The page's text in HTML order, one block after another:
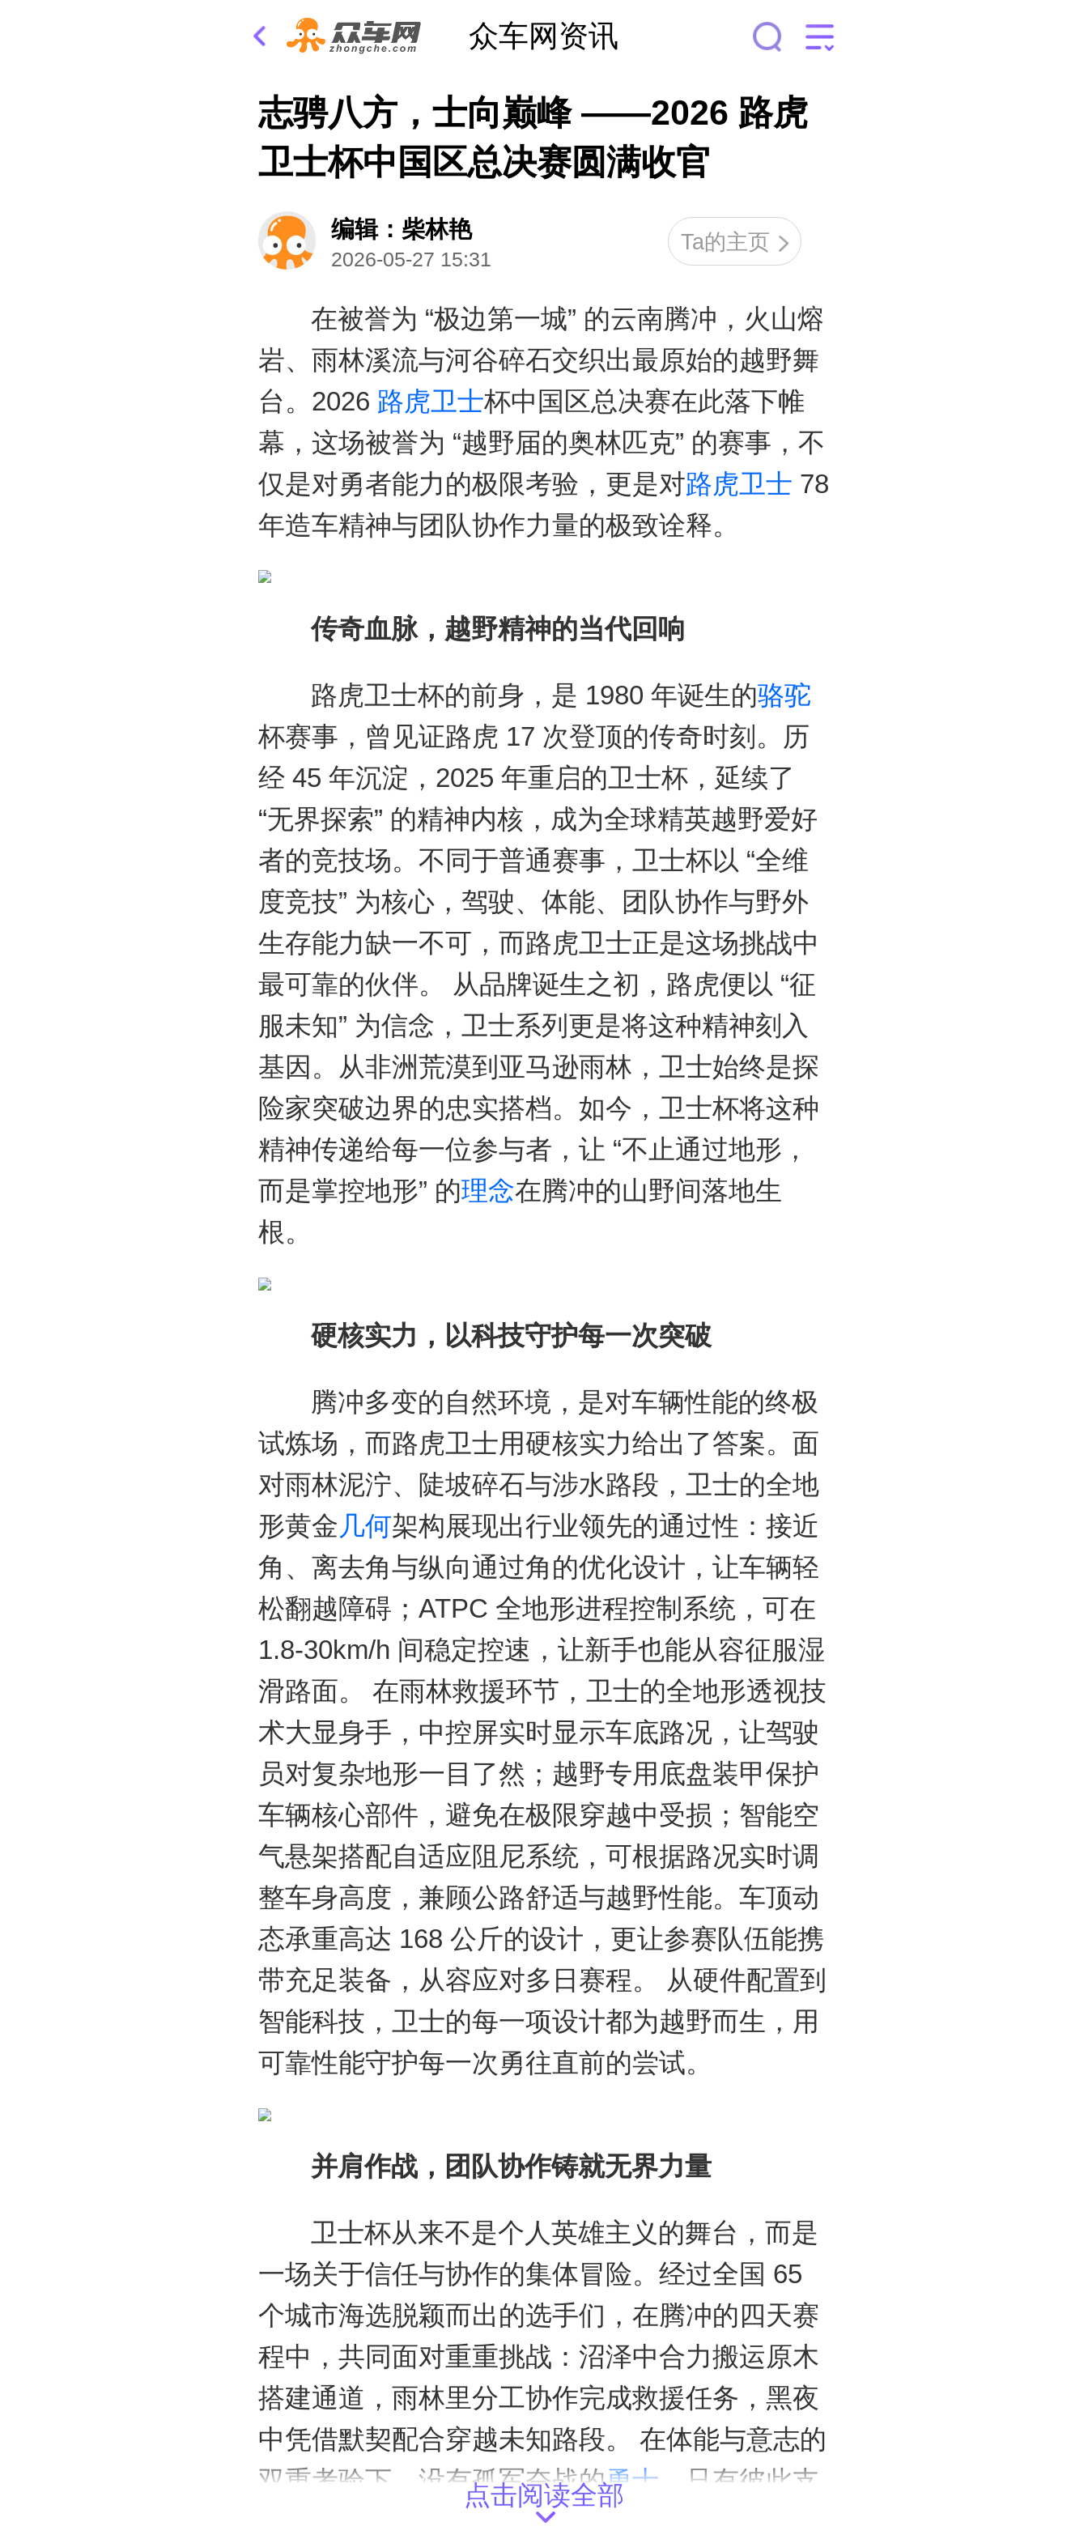
众车网资讯
志骋八方，士向巅峰 ——2026 路虎
卫士杯中国区总决赛圆满收官
编辑：柴林艳
2026-05-27 15:31
Ta的主页
在被誉为 “极边第一城” 的云南腾冲，火山熔
岩、雨林溪流与河谷碎石交织出最原始的越野舞
台。2026 路虎卫士杯中国区总决赛在此落下帷
幕，这场被誉为 “越野届的奥林匹克” 的赛事，不
仅是对勇者能力的极限考验，更是对路虎卫士 78
年造车精神与团队协作力量的极致诠释。
传奇血脉，越野精神的当代回响
路虎卫士杯的前身，是 1980 年诞生的骆驼
杯赛事，曾见证路虎 17 次登顶的传奇时刻。历
经 45 年沉淀，2025 年重启的卫士杯，延续了
“无界探索” 的精神内核，成为全球精英越野爱好
者的竞技场。不同于普通赛事，卫士杯以 “全维
度竞技” 为核心，驾驶、体能、团队协作与野外
生存能力缺一不可，而路虎卫士正是这场挑战中
最可靠的伙伴。 从品牌诞生之初，路虎便以 “征
服未知” 为信念，卫士系列更是将这种精神刻入
基因。从非洲荒漠到亚马逊雨林，卫士始终是探
险家突破边界的忠实搭档。如今，卫士杯将这种
精神传递给每一位参与者，让 “不止通过地形，
而是掌控地形” 的理念在腾冲的山野间落地生
根。
硬核实力，以科技守护每一次突破
腾冲多变的自然环境，是对车辆性能的终极
试炼场，而路虎卫士用硬核实力给出了答案。面
对雨林泥泞、陡坡碎石与涉水路段，卫士的全地
形黄金几何架构展现出行业领先的通过性：接近
角、离去角与纵向通过角的优化设计，让车辆轻
松翻越障碍；ATPC 全地形进程控制系统，可在
1.8-30km/h 间稳定控速，让新手也能从容征服湿
滑路面。 在雨林救援环节，卫士的全地形透视技
术大显身手，中控屏实时显示车底路况，让驾驶
员对复杂地形一目了然；越野专用底盘装甲保护
车辆核心部件，避免在极限穿越中受损；智能空
气悬架搭配自适应阻尼系统，可根据路况实时调
整车身高度，兼顾公路舒适与越野性能。车顶动
态承重高达 168 公斤的设计，更让参赛队伍能携
带充足装备，从容应对多日赛程。 从硬件配置到
智能科技，卫士的每一项设计都为越野而生，用
可靠性能守护每一次勇往直前的尝试。
并肩作战，团队协作铸就无界力量
卫士杯从来不是个人英雄主义的舞台，而是
一场关于信任与协作的集体冒险。经过全国 65
个城市海选脱颖而出的选手们，在腾冲的四天赛
程中，共同面对重重挑战：沼泽中合力搬运原木
搭建通道，雨林里分工协作完成救援任务，黑夜
中凭借默契配合穿越未知路段。 在体能与意志的
双重考验下，没有孤军奋战的勇士 ，只有彼此支
撑的团队。当队员们手拉手趟过齐腰深的河水，
点击阅读全部